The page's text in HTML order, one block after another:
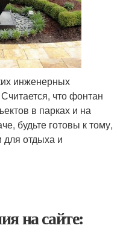
инженерных
что фонтан
в парках и на
будьте готовы к тому,
для отдыха и
на сайте: